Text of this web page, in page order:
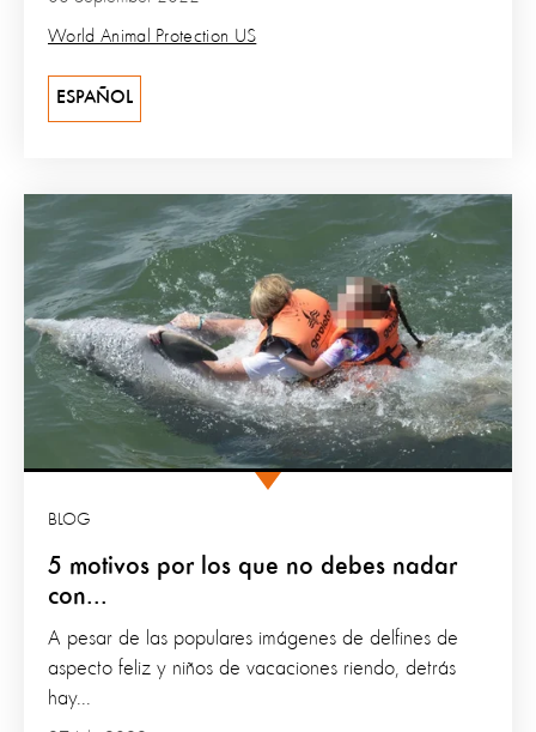
World Animal Protection US
ESPAÑOL
5 motivos por los que no debes nadar
con...
BLOG
A pesar de las populares imágenes de delfines de
aspecto feliz y niños de vacaciones riendo, detrás
hay...